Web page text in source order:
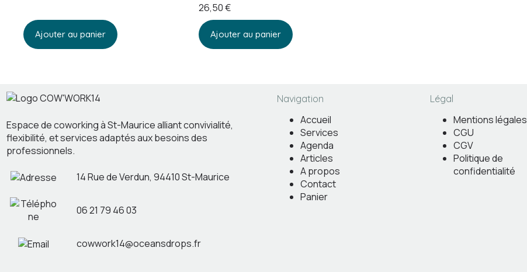
Ajouter au panier
26,50€
Ajouter au panier
Espace de coworking à St-Maurice alliant convivialité,
flexibilité, et services adaptés aux besoins des
professionnels.
14 Rue de Verdun, 94410 St-Maurice
06 21 79 46 03
cowwork14@oceansdrops.fr
Navigation
Accueil
Services
Agenda
Articles
A propos
Contact
Panier
Légal
Mentions légales
CGU
CGV
Politique de
confidentialité